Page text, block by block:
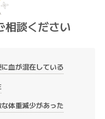
相談ください
血が混在している
体重減少があった